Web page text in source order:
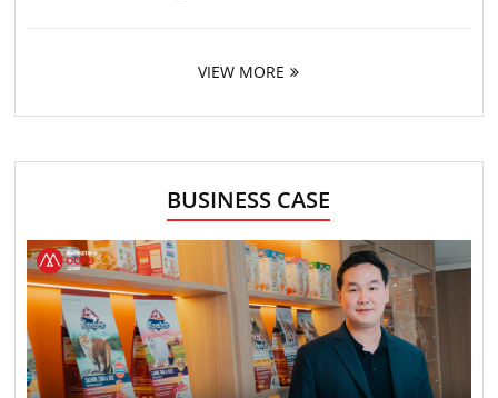
VIEW MORE
BUSINESS CASE